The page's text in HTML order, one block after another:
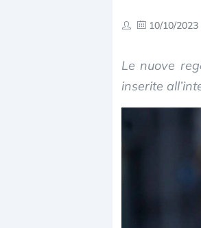
10/10/2023
Le nuove
inserite